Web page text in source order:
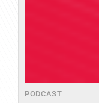
PODCAST